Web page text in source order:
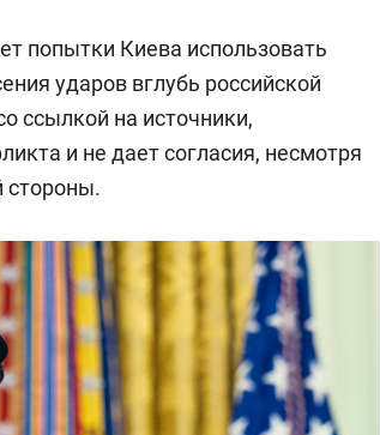
попытки Киева использовать
ударов вглубь российской
ссылкой на источники,
и не дает согласия, несмотря
стороны.